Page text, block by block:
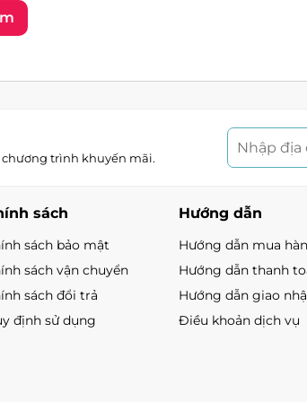
Lý Đạo Thành, Phường Nguyễn Thái
Plaza Skylake Phạm Hùng, Phường
Plaza Vinh, đường Quang Trung,
2 Trần Hưng Đạo, Phường Chi Lăng,
trình khuyến mãi.
sách
sách bảo mật
sách vận chuyển
sách đổi trả
định sử dụng
Hướng dẫn
Hướng dẫn mua
Hướng dẫn thanh
Hướng dẫn giao
Điều khoản dịch vụ